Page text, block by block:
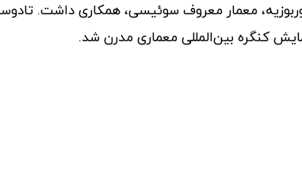
معمار معروف سوئیسی، همکاری داشت.
کنگره بین‌المللی معماری مدرن شد.